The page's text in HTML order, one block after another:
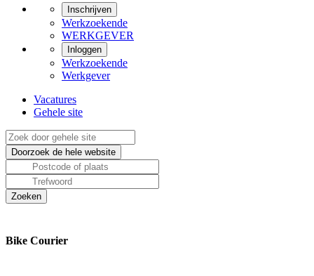
Inschrijven
Werkzoekende
WERKGEVER
Inloggen
Werkzoekende
Werkgever
Vacatures
Gehele site
Bike Courier